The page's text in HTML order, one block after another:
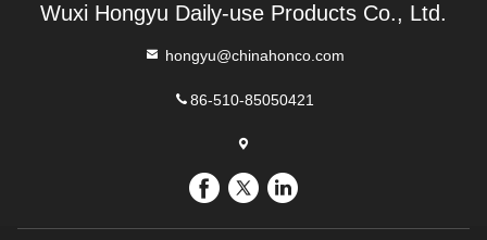
Wuxi Hongyu Daily-use Products Co., Ltd.
hongyu@chinahonco.com
86-510-85050421